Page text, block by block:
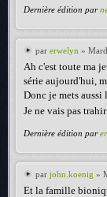
Dernière édition par
par erwelyn »
Ah c'est toute ma
série aujourd'hui,
Donc je mets aussi
Je ne vais pas
Dernière édition par
par john.koenig »
Et la famille